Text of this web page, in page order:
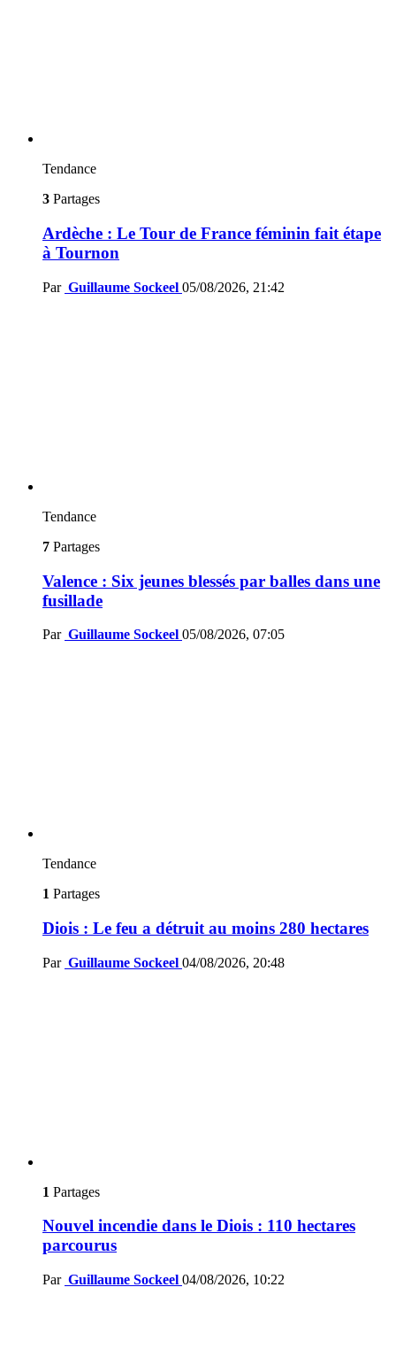
Tendance
3 Partages
Ardèche : Le Tour de France féminin fait étape
à Tournon
Par Guillaume Sockeel 05/08/2026, 21:42
Tendance
7 Partages
Valence : Six jeunes blessés par balles dans une
fusillade
Par Guillaume Sockeel 05/08/2026, 07:05
Tendance
1 Partages
Diois : Le feu a détruit au moins 280 hectares
Par Guillaume Sockeel 04/08/2026, 20:48
1 Partages
Nouvel incendie dans le Diois : 110 hectares
parcourus
Par Guillaume Sockeel 04/08/2026, 10:22